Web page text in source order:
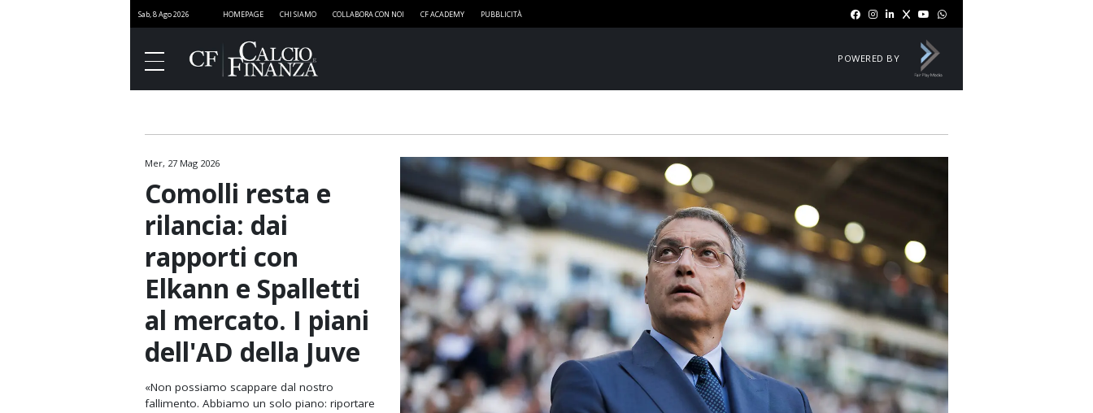
Sab, 8 Ago 2026 HOMEPAGE CHI SIAMO COLLABORA CON NOI CF ACADEMY PUBBLICITÀ
POWERED BY
Finanza
Governance
Media
Stadi
Marketing
Sport e Finanza
SportNEXT
Business
Scommesse
Mer, 27 Mag 2026
Comolli resta e
rilancia: dai
rapporti con
Elkann e Spalletti
al mercato. I piani
dell'AD della Juve
«Non possiamo scappare dal nostro
fallimento. Abbiamo un solo piano: riportare